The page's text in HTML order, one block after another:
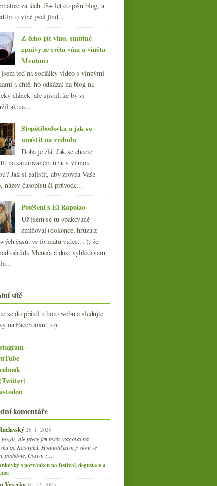
za těch 18+ let co píšu blog, a
o víně psal jind...
Z čeho pít víno, smutné
zprávy ze světa vína a viněta
Moutonu
teď na sociálky video s vinnými
a chtěl ho odkázat na blog na
článek, ale zjistil, že by si
aktua...
Stopětibodovka a jak se
umístit na vrcholu
Doba je zlá. Jak se chcete
na saturovaném trhu s vinnou
Jak si zajistit, aby zrovna Vaše
název časopisu či průvodc...
Potěšení s El Rapolao
Už jsem se tu opakovaně
zmiňoval (dokonce, hrůza z
časů, ve formátu videa… ), že
odrůdu Mencía a dost vyhledávám
sítě
se do přátel tohoto webu a sledujte
na Facebooku! :o)
komentáře
26. 1. 2026
ale přece jen bych reagoval na
od Kasnyiků. Hodnotil jsem ji vloni ve
podobně. Ovšem z…
s pozvánkou na festival, degustace a
Vaverka 10. 12. 2025